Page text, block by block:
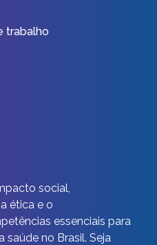
trabalho
social,
ética e o
essenciais para
saúde no Brasil. Seja